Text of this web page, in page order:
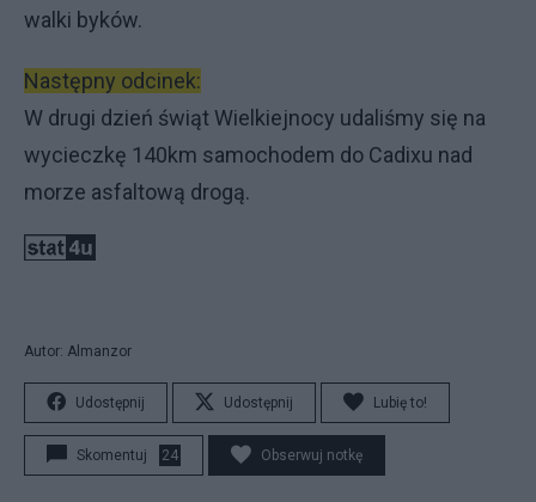
walki byków.
Następny odcinek:
W drugi dzień świąt Wielkiejnocy udaliśmy się na
wycieczkę 140km samochodem do Cadixu nad
morze asfaltową drogą.
Autor: Almanzor
Udostępnij Udostępnij Lubię to!
Skomentuj 24 Obserwuj notkę